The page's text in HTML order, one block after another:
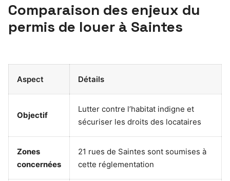
Comparaison des enjeux du
permis de louer à Saintes
Aspect Détails
Objectif
Lutter contre l’habitat indigne et
sécuriser les droits des locataires
Zones
concernées
21 rues de Saintes sont soumises à
cette réglementation